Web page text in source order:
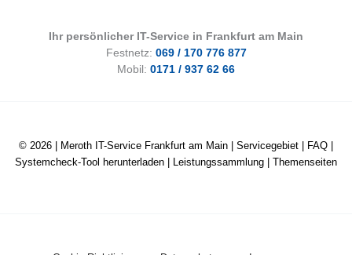
Ihr persönlicher IT-Service in Frankfurt am Main
Festnetz: 069 / 170 776 877
Mobil: 0171 / 937 62 66
© 2026 | Meroth IT-Service Frankfurt am Main Servicegebiet FAQ
Systemcheck-Tool herunterladen
Leistungssammlung Themenseiten